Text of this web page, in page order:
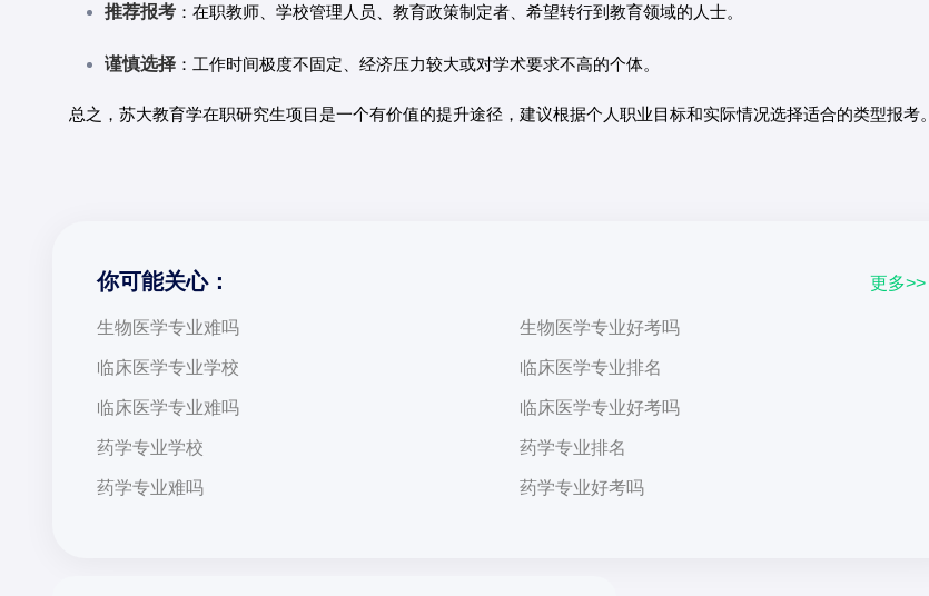
推荐报考 ：在职教师、学校管理人员、教育政策制定者、希望转行到教育领域的人士。
谨慎选择 ：工作时间极度不固定、经济压力较大或对学术要求不高的个体。
总之，苏大教育学在职研究生项目是一个有价值的提升途径，建议根据个人职业目标和实际情况选择适合的类型报考。
你可能关心： 更多>>
生物医学专业难吗 生物医学专业好考吗
临床医学专业学校 临床医学专业排名
临床医学专业难吗 临床医学专业好考吗
药学专业学校 药学专业排名
药学专业难吗 药学专业好考吗